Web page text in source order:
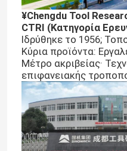
¥Chengdu Tool
CTRI (Κατηγορία
Ιδρύθηκε το 1956;
Κύρια προϊόντα:
Μέτρο ακριβείας·
επιφανειακής